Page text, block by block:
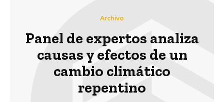
Archivo
Panel de expertos analiza
causas y efectos de un
cambio climático
repentino